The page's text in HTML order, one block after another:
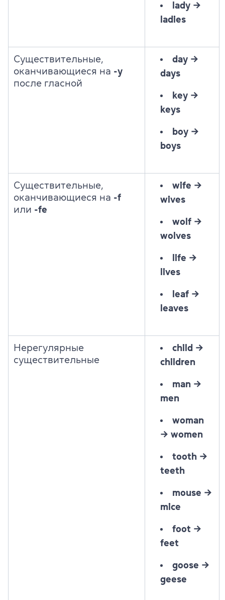
lady →
ladies
Существительные,
оканчивающиеся на -y
после гласной
day →
days
key →
keys
boy →
boys
Существительные,
оканчивающиеся на -f
или -fe
wife →
wives
wolf →
wolves
life →
lives
leaf →
leaves
Нерегулярные
существительные
child →
children
man →
men
woman
→ women
tooth →
teeth
mouse →
mice
foot →
feet
goose →
geese